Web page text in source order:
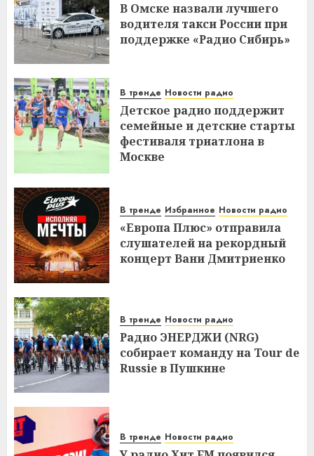
В Омске назвали лучшего
водителя такси России при
поддержке «Радио Сибирь»
В тренде Новости радио
Детское радио поддержит
семейные и детские старты
фестиваля триатлона в
Москве
В тренде Избранное Новости радио
«Европа Плюс» отправила
слушателей на рекордный
концерт Вани Дмитриенко
В тренде Новости радио
Радио ЭНЕРДЖИ (NRG)
собирает команду на Tour de
Russie в Пушкине
В тренде Новости радио